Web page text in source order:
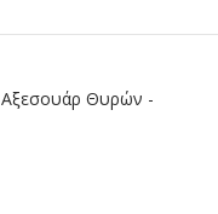
Αξεσουάρ Θυρών -